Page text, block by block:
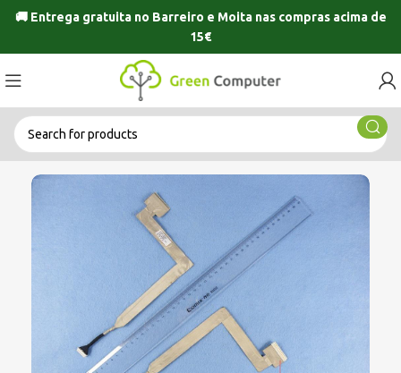
🚚 Entrega gratuita no Barreiro e Moitanas compras acima de
15€